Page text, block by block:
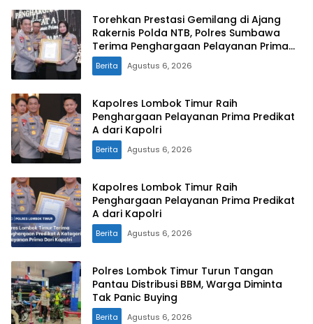
Torehkan Prestasi Gemilang di Ajang
Rakernis Polda NTB, Polres Sumbawa
Terima Penghargaan Pelayanan Prima
Kapolri
Berita Agustus 6, 2026
Kapolres Lombok Timur Raih
Penghargaan Pelayanan Prima Predikat
A dari Kapolri
Berita Agustus 6, 2026
Kapolres Lombok Timur Raih
Penghargaan Pelayanan Prima Predikat
A dari Kapolri
Berita Agustus 6, 2026
Polres Lombok Timur Turun Tangan
Pantau Distribusi BBM, Warga Diminta
Tak Panic Buying
Berita Agustus 6, 2026